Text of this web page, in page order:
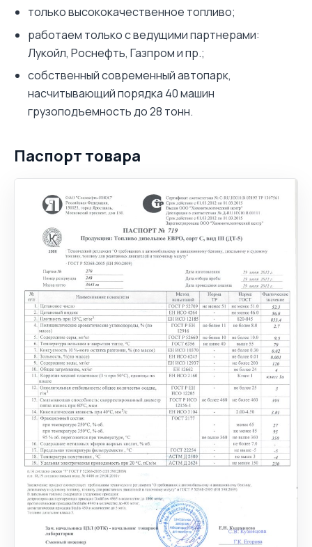
Нажимая на кнопку, вы даете согласие на обработку
персональных данных и соглашаетесь c
конфиденциальности
только высококачественное топливо;
работаем только с ведущими партнерами:
Лукойл, Роснефть, Газпром и пр.;
собственный современный автопарк,
насчитывающий порядка 40 машин
грузоподъемность до 28 тонн.
Паспорт товара